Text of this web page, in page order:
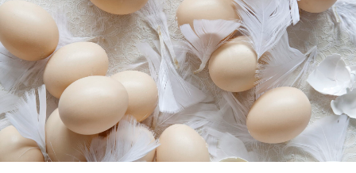
לִפְתִיחַת
תַּפְרִיט
הֵנְּגִישׁוּת
לְחַץ
ALT+0